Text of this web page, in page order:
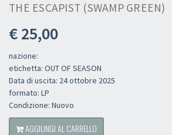
THE ESCAPIST (SWAMP GREEN)
€ 25,00
nazione:
etichetta: OUT OF SEASON
Data di uscita: 24 ottobre 2025
formato: LP
Condizione: Nuovo
AGGIUNGI AL CARRELLO